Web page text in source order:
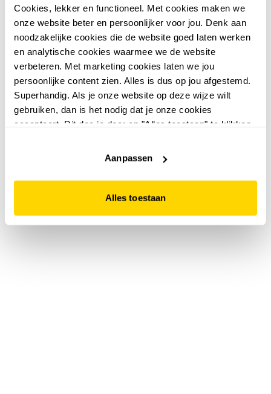
Cookies, lekker en functioneel. Met cookies maken we
onze website beter en persoonlijker voor jou. Denk aan
noodzakelijke cookies die de website goed laten werken
en analytische cookies waarmee we de website
verbeteren. Met marketing cookies laten we jou
persoonlijke content zien. Alles is dus op jou afgestemd.
Superhandig. Als je onze website op deze wijze wilt
gebruiken, dan is het nodig dat je onze cookies
accepteert. Dit doe je door op "Alles toestaan" te klikken.
website niet optimaal functioneert.
Aanpassen
Alles toestaan